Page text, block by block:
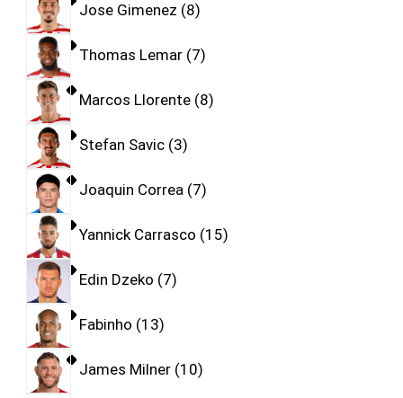
Jose Gimenez 8
Thomas Lemar 7
Marcos Llorente 8
Stefan Savic 3
Joaquin Correa 7
Yannick Carrasco 15
Edin Dzeko 7
Fabinho 13
James Milner 10